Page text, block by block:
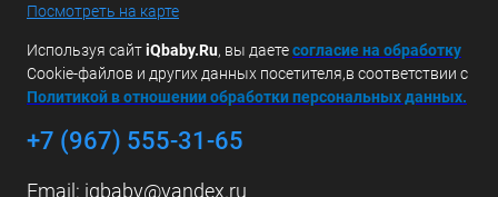
Посмотреть на карте
Используя сайтiQbaby.Ru, вы даетесогласие на обработку
Cookie-файлов и других данных посетителя,в соответствии с
Политикой в отношении обработки персональных данных.
+7 (967) 555-31-65
Email: iqbaby@yandex.ru